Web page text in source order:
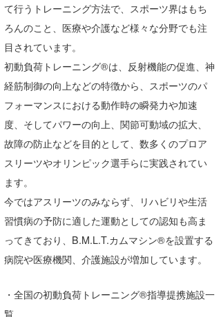
て行うトレーニング方法で、スポーツ界はもち
ろんのこと、医療や介護など様々な分野でも注
目されています。
初動負荷トレーニング®は、反射機能の促進、神
経筋制御の向上などの特徴から、スポーツのパ
フォーマンスにおける動作時の瞬発力や加速
度、そしてパワーの向上、関節可動域の拡大、
故障の防止などを目的として、数多くのプロア
スリーツやオリンピック選手らに実践されてい
ます。
今ではアスリーツのみならず、リハビリや生活
習慣病の予防に適した運動としての認知も高ま
ってきており、B.M.L.T.カムマシン®を設置する
病院や医療機関、介護施設が増加しています。
・全国の初動負荷トレーニング®指導提携施設一
覧